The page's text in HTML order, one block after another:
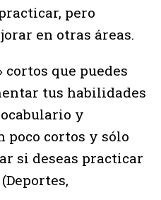
pero
en otras áreas.
cortos que puedes
tus habilidades
y
poco cortos y sólo
si deseas practicar